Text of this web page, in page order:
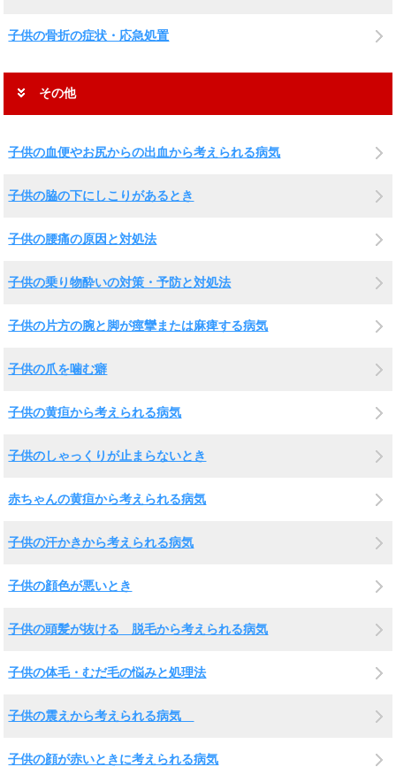
子供の骨折の症状・応急処置
その他
子供の血便やお尻からの出血から考えられる病気
子供の脇の下にしこりがあるとき
子供の腰痛の原因と対処法
子供の乗り物酔いの対策・予防と対処法
子供の片方の腕と脚が痙攣または麻痺する病気
子供の爪を噛む癖
子供の黄疸から考えられる病気
子供のしゃっくりが止まらないとき
赤ちゃんの黄疸から考えられる病気
子供の汗かきから考えられる病気
子供の顔色が悪いとき
子供の頭髪が抜ける 脱毛から考えられる病気
子供の体毛・むだ毛の悩みと処理法
子供の震えから考えられる病気
子供の顔が赤いときに考えられる病気